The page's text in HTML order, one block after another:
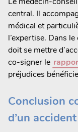
central. Il
médical et
l’expertise. Dans
doit se mettre
co-signer le
préjudices
Conclusion
d’un